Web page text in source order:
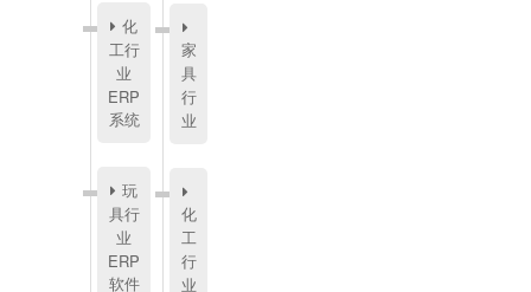
化
工行
业
ERP
系统
玩
具行
业
ERP
软件
家
具
行
业
化
工
行
业